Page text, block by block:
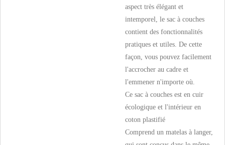
aspect très élégant et
intemporel, le sac à couches
contient des fonctionnalités
pratiques et utiles. De cette
façon, vous pouvez facilement
l'accrocher au cadre et
l'emmener n'importe où.
Ce sac à couches est en cuir
écologique et l'intérieur en
coton plastifié
Comprend un matelas à langer,